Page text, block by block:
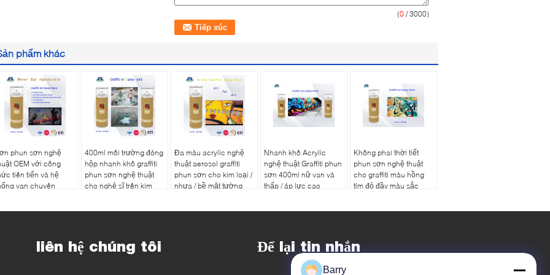
(0 / 3000)
phẩm khác
phun sơn nghệ
OEM với công
tiên tiến và hệ
van chuyên
400ml môi trường đóng
hộp nhanh khô graffiti
phun sơn nghệ thuật
cho nghệ sĩ trên kim
Đa màu acrylic nghệ
thuật aerosol graffiti
phun sơn cho kim loại /
nhựa / bề mặt tường
Nhanh khô Acrylic
nghệ thuật Graffiti phun
sơn 400ml nữ van và
thấp / áp lực cao
Không phai thời tiết
phun sơn nghệ thuật
cho graffiti màu hồng
tím đỏ đầy màu sắc
liên hệ chúng tôi Để lại tin nhắn
Barry